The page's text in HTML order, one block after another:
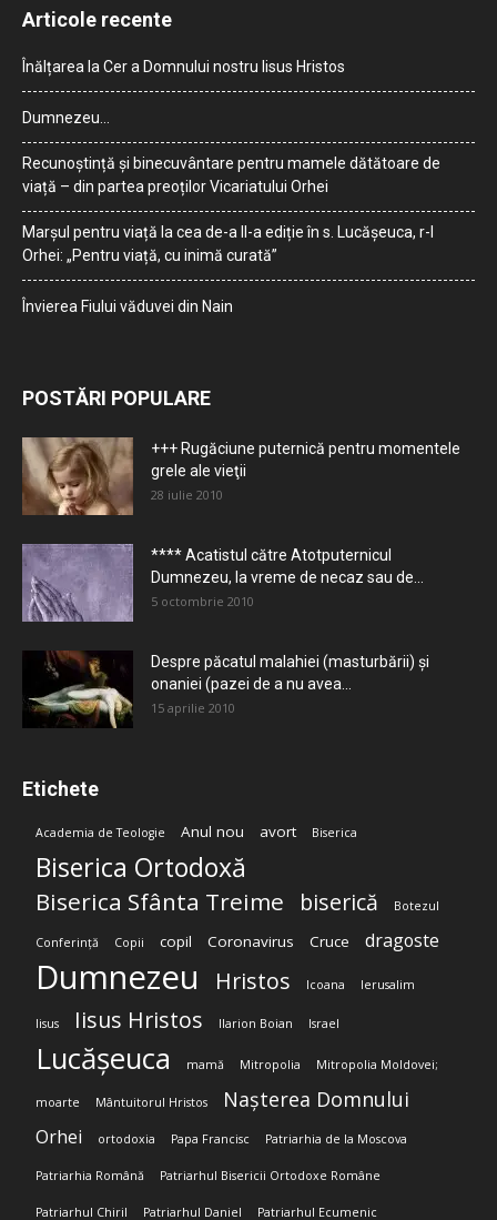
Articole recente
Înălțarea la Cer a Domnului nostru Iisus Hristos
Dumnezeu…
Recunoștință și binecuvântare pentru mamele dătătoare de
viață – din partea preoților Vicariatului Orhei
Marșul pentru viață la cea de-a II-a ediție în s. Lucășeuca, r-l
Orhei: „Pentru viață, cu inimă curată”
Învierea Fiului văduvei din Nain
POSTĂRI POPULARE
+++ Rugăciune puternică pentru momentele
grele ale vieţii
28 iulie 2010
**** Acatistul către Atotputernicul
Dumnezeu, la vreme de necaz sau de...
5 octombrie 2010
Despre păcatul malahiei (masturbării) şi
onaniei (pazei de a nu avea...
15 aprilie 2010
Etichete
Academia de Teologie Anul nou avort Biserica
Biserica Ortodoxă
Biserica Sfânta Treime biserică Botezul
Conferință Copii copil Coronavirus Cruce dragoste
Dumnezeu Hristos Icoana Ierusalim
Iisus Iisus Hristos Ilarion Boian Israel
Lucășeuca mamă Mitropolia Mitropolia Moldovei;
moarte Mântuitorul Hristos Nașterea Domnului
Orhei ortodoxia Papa Francisc Patriarhia de la Moscova
Patriarhia Română Patriarhul Bisericii Ortodoxe Române
Patriarhul Chiril Patriarhul Daniel Patriarhul Ecumenic